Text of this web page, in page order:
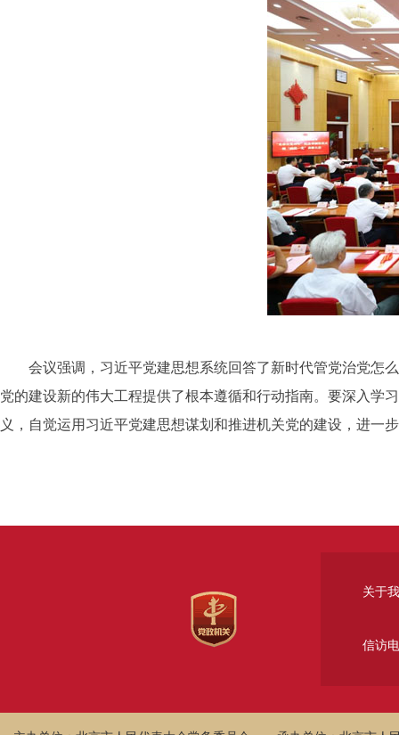
会议强调，习近平党建思想系统回答了新时代管党治党怎么
党的建设新的伟大工程提供了根本遵循和行动指南。要深入学
义，自觉运用习近平党建思想谋划和推进机关党的建设，进一
关于
信访